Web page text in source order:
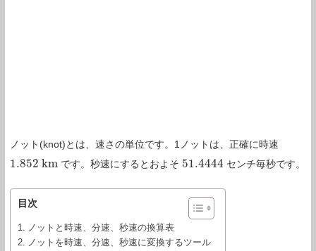
ノット(knot)とは、速さの単位です。1ノットは、正確に時速
1.852 km
1.852k m です。秒速にするとおよそ 51.4444
51.4444 センチ毎秒です。
目次
ノットと時速、分速、秒速の換算表
ノットを時速、分速、秒速に変換するツール